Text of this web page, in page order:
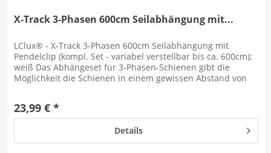
X-Track 3-Phasen 600cm Seilabhängung mit...
LClux® - X-Track 3-Phasen 600cm Seilabhängung mit
Pendelclip (kompl. Set - variabel verstellbar bis ca. 600cm);
weiß Das Abhängeset für 3-Phasen-Schienen gibt die
Möglichkeit die Schienen in einem gewissen Abstand von
23,99 € *
Details